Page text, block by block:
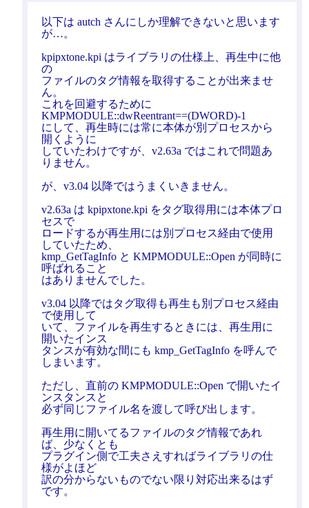
以下は autch さんにしか理解できないと思います
が…。
kpipxtone.kpi はライブラリの仕様上、再生中に他
の
ファイルのタグ情報を取得することが出来ませ
ん。
これを回避するために
KMPMODULE::dwReentrant==(DWORD)-1
にして、再生時には常に本体が別プロセスから
開くように
していたわけですが、v2.63a ではこれで問題あ
りません。
が、v3.04 以降ではうまくいきません。
v2.63a は kpipxtone.kpi をタグ取得用には本体プロ
セスで
ロードするが再生用には別プロセス経由で使用
していたため、
kmp_GetTagInfo と KMPMODULE::Open が同時に
呼ばれること
はありませんでした。
v3.04 以降ではタグ取得も再生も別プロセス経由
で使用して
いて、ファイルを再生するときには、再生用に
開いたインス
タンスが有効な間にも kmp_GetTagInfo を呼んで
しまいます。
ただし、直前の KMPMODULE::Open で開いたイ
ンスタンスと
必ず同じファイル名を渡して呼び出します。
再生用に開いてるファイルのタグ情報であれ
ば、少なくとも
プラグイン側で工夫さえすればライブラリの仕
様がよほど
訳の分からないものでない限り対応出来るはず
です。